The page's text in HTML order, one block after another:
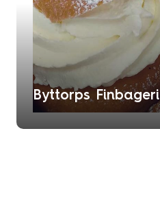
Byttorps Finbageri